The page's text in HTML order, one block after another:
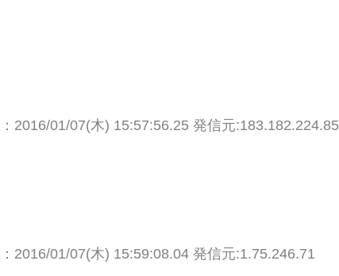
：2016/01/07(木) 15:57:56.25 発信元:183.182.224.85
：2016/01/07(木) 15:59:08.04 発信元:1.75.246.71